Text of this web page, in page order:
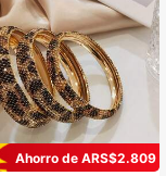
Ahorro de ARS$2.809